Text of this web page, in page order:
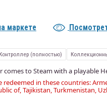
маркете
Контроллер (полностью)
to Steam with a playable
in these countries:
of, Tajikistan, Turkmenistan,